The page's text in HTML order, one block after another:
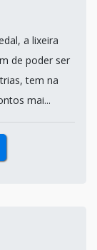
a lixeira
de poder ser
tem na
mai...